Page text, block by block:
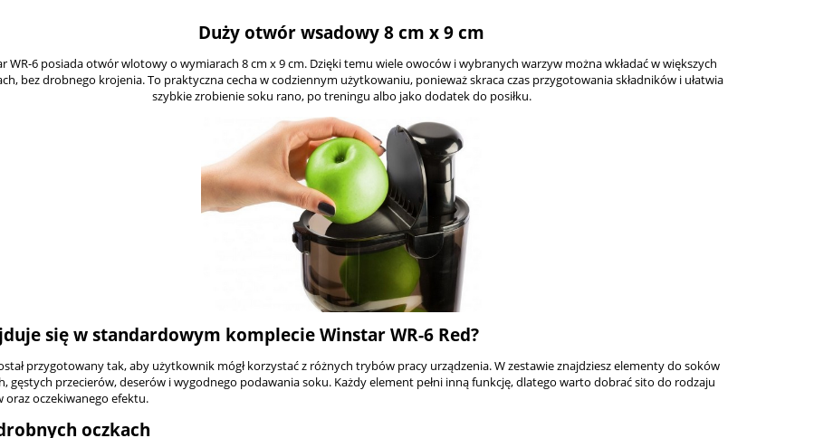
Duży otwór wsadowy 8 cm x 9 cm
WR-6 posiada otwór wlotowy o wymiarach 8 cm x 9 cm. Dzięki temu wiele owoców i wybranych warzyw można wkładać w większych
bez drobnego krojenia. To praktyczna cecha w codziennym użytkowaniu, ponieważ skraca czas przygotowania składników i ułatwia
szybkie zrobienie soku rano, po treningu albo jako dodatek do posiłku.
się w standardowym komplecie Winstar WR-6 Red?
przygotowany tak, aby użytkownik mógł korzystać z różnych trybów pracy urządzenia. W zestawie znajdziesz elementy do soków
gęstych przecierów, deserów i wygodnego podawania soku. Każdy element pełni inną funkcję, dlatego warto dobrać sito do rodzaju
oraz oczekiwanego efektu.
oczkach